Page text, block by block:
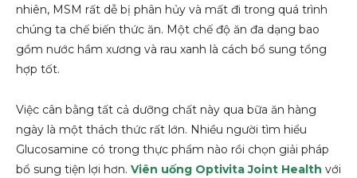
nhiên, MSM rất dễ bị phân hủy và mất đi trong quá trình
chúng ta chế biến thức ăn. Một chế độ ăn đa dạng bao
gồm nước hầm xương và rau xanh là cách bổ sung tổng
hợp tốt.
Việc cân bằng tất cả dưỡng chất này qua bữa ăn hàng
ngày là một thách thức rất lớn. Nhiều người tìm hiểu
Glucosamine có trong thực phẩm nào rồi chọn giải pháp
bổ sung tiện lợi hơn. Viên uống Optivita Joint Health với